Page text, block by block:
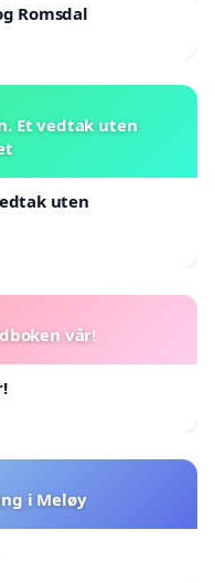
Romsdal
Et vedtak uten
uten
vår!
i Meløy